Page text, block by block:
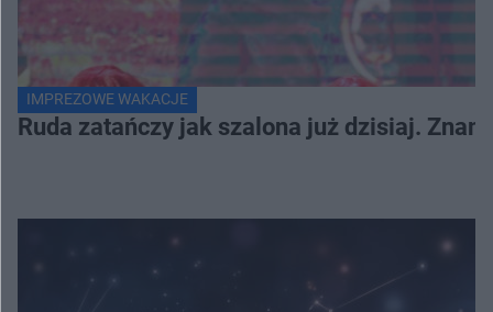
IMPREZOWE WAKACJE
Ruda zatańczy jak szalona już dzisiaj.